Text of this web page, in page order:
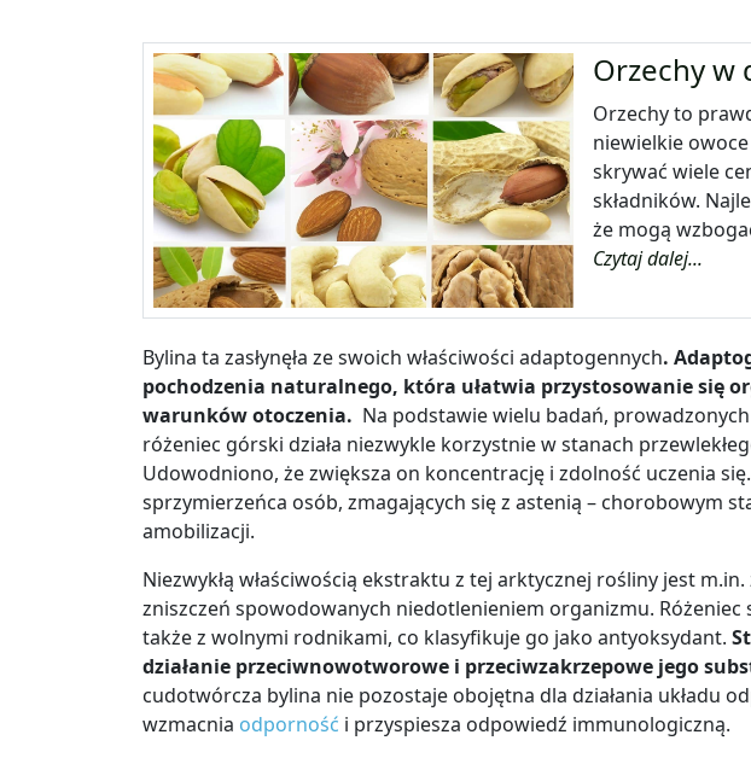
Orzechy w
Orzechy to
niewielkie
skrywać wiele
składników.
że mogą
Czytaj dalej...
Bylina ta zasłynęła ze swoich właściwości adaptogennych.
pochodzenia naturalnego, która ułatwia przystosowanie się
warunków otoczenia. Na podstawie wielu badań, prowadzonych
różeniec górski działa niezwykle korzystnie w stanach
Udowodniono, że zwiększa on koncentrację i zdolność uczenia
sprzymierzeńca osób, zmagających się z astenią – chorobowym
amobilizacji.
Niezwykłą właściwością ekstraktu z tej arktycznej rośliny jest
zniszczeń spowodowanych niedotlenieniem organizmu.
także z wolnymi rodnikami, co klasyfikuje go jako antyoksydant.
działanie przeciwnowotworowe i przeciwzakrzepowe jego
cudotwórcza bylina nie pozostaje obojętna dla działania układu
wzmacnia odporność i przyspiesza odpowiedź immunologiczną.